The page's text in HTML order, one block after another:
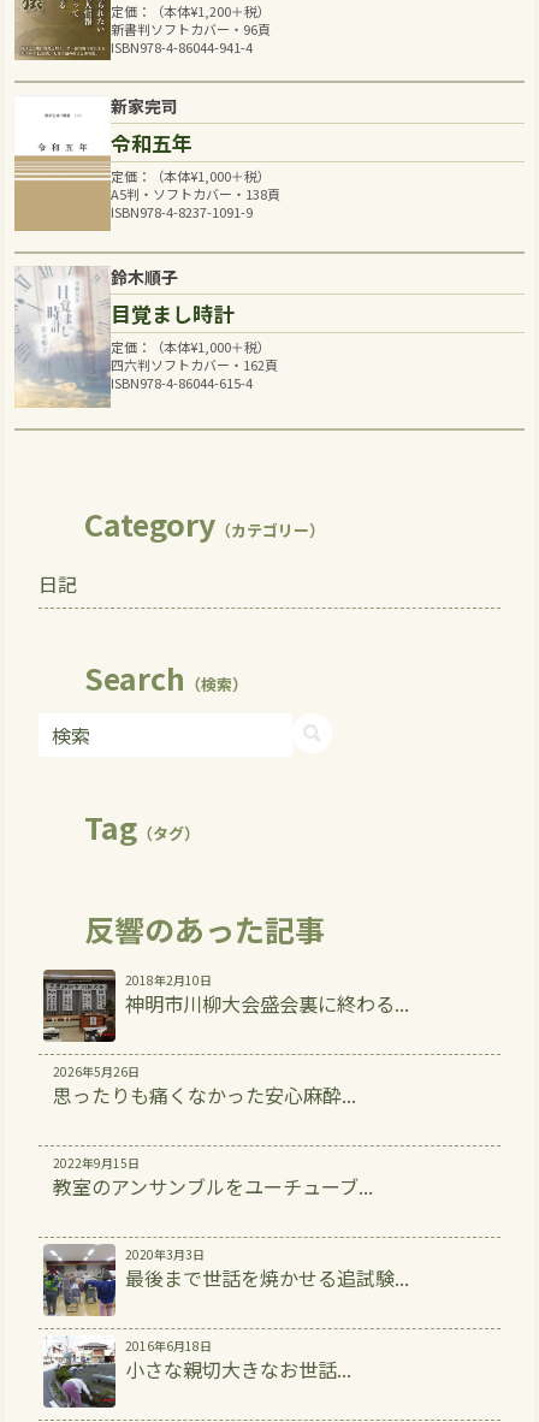
定価：（本体¥1,200＋税）
新書判ソフトカバー・96頁
ISBN978-4-86044-941-4
新家完司
令和五年
定価：（本体¥1,000＋税）
A5判・ソフトカバー・138頁
ISBN978-4-8237-1091-9
鈴木順子
目覚まし時計
定価：（本体¥1,000＋税）
四六判ソフトカバー・162頁
ISBN978-4-86044-615-4
Category（カテゴリー）
日記
Search （検索）
Tag（タグ）
反響のあった記事
2018年2月10日
神明市川柳大会盛会裏に終わる...
2026年5月26日
思ったりも痛くなかった安心麻酔...
2022年9月15日
教室のアンサンブルをユーチューブ...
2020年3月3日
最後まで世話を焼かせる追試験...
2016年6月18日
小さな親切大きなお世話...